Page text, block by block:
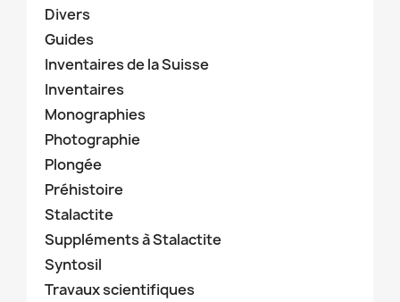
Divers
Guides
Inventaires de la Suisse
Inventaires
Monographies
Photographie
Plongée
Préhistoire
Stalactite
Suppléments à Stalactite
Syntosil
Travaux scientifiques